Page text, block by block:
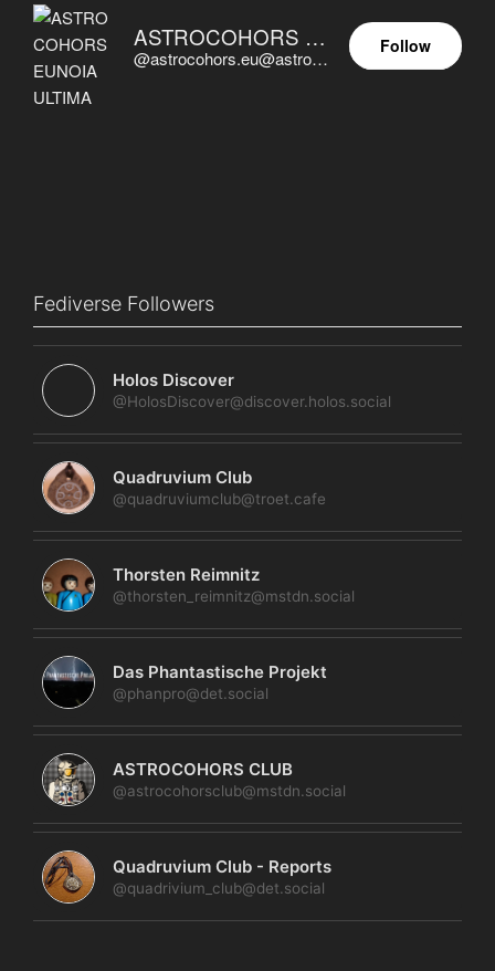
ASTROCOHORS EUNOIA ULTIMA
@astrocohors.eu@astrocohors.eu
Follow
Fediverse Followers
Holos Discover
@HolosDiscover@discover.holos.social
Quadruvium Club
@quadruviumclub@troet.cafe
Thorsten Reimnitz
@thorsten_reimnitz@mstdn.social
Das Phantastische Projekt
@phanpro@det.social
ASTROCOHORS CLUB
@astrocohorsclub@mstdn.social
Quadruvium Club - Reports
@quadrivium_club@det.social